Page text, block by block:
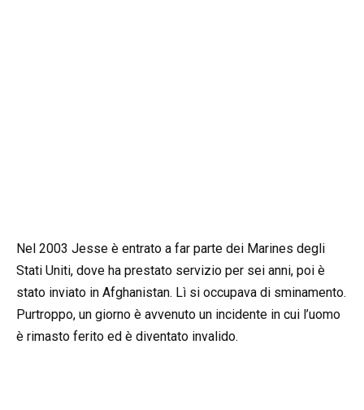
Nel 2003 Jesse è entrato a far parte dei Marines degli
Stati Uniti, dove ha prestato servizio per sei anni, poi è
stato inviato in Afghanistan. Lì si occupava di sminamento.
Purtroppo, un giorno è avvenuto un incidente in cui l’uomo
è rimasto ferito ed è diventato invalido.